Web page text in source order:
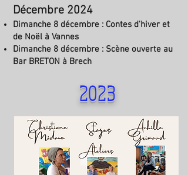
Décembre 2024
Dimanche 8 décembre : Contes d'hiver et
de Noël à Vannes
Dimanche 8 décembre : Scène ouverte au
Bar BRETON à Brech
2023